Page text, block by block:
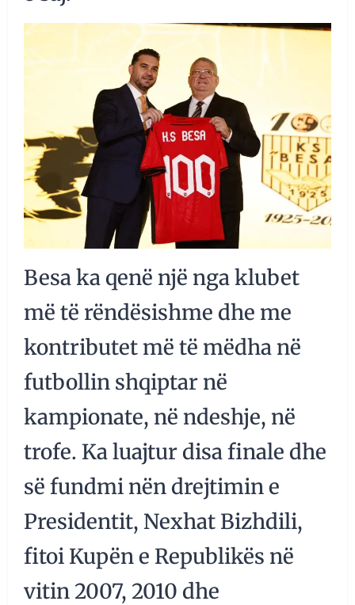
Besa ka qenë një nga klubet
më të rëndësishme dhe me
kontributet më të mëdha në
futbollin shqiptar në
kampionate, në ndeshje, në
trofe. Ka luajtur disa finale dhe
së fundmi nën drejtimin e
Presidentit, Nexhat Bizhdili,
fitoi Kupën e Republikës në
vitin 2007, 2010 dhe